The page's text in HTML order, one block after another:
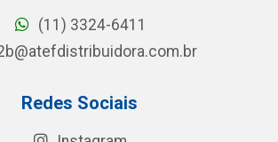
(11) 3324-6411
Redes Sociais